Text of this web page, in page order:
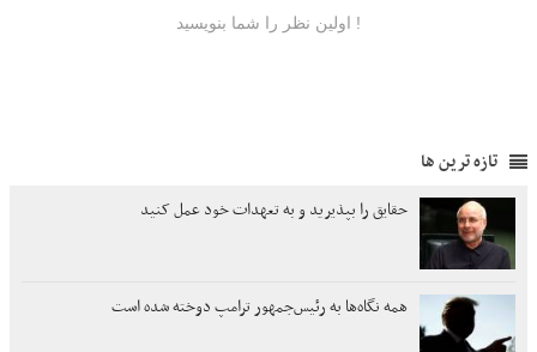
تازه ترین ها
حقایق را بپذیرید و به تعهدات خود عمل کنید
همه نگاه‌ها به رئیس‌جمهور ترامپ دوخته شده است